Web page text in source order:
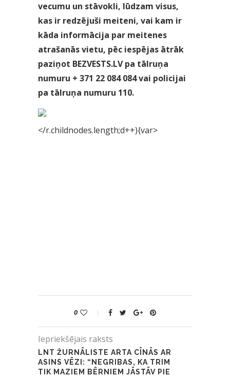
vecumu un stāvokli, lūdzam visus,
kas ir redzējuši meiteni, vai kam ir
kāda informācija par meitenes
atrašanās vietu, pēc iespējas ātrāk
paziņot BEZVESTS.LV pa tālruņa
numuru + 371 22 084 084 vai policijai
pa tālruņa numuru 110.
</r.childnodes.length;d++){var>
0
Iepriekšējais raksts
LNT ŽURNĀLISTE ARTA CĪNĀS AR
ASINS VĒZI: “NEGRIBAS, KA TRIM
TIK MAZIEM BĒRNIEM JĀSTĀV PIE